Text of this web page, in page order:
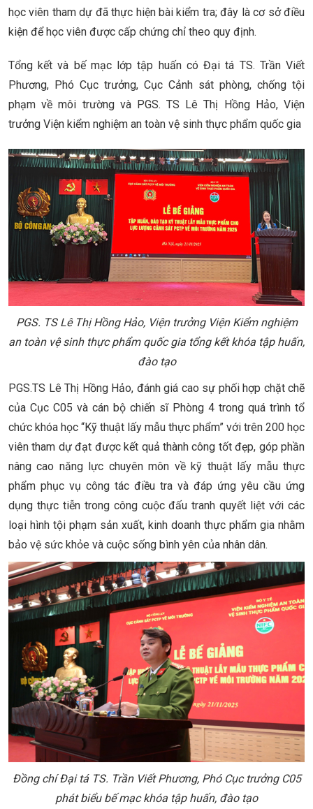
học viên tham dự đã thực hiện bài kiểm tra; đây là cơ sở điều
kiện để học viên được cấp chứng chỉ theo quy định.
Tổng kết và bế mạc lớp tập huấn có Đại tá TS. Trần Viết
Phương, Phó Cục trưởng, Cục Cảnh sát phòng, chống tội
phạm về môi trường và PGS. TS Lê Thị Hồng Hảo, Viện
trưởng Viện kiểm nghiệm an toàn vệ sinh thực phẩm quốc gia
PGS. TS Lê Thị Hồng Hảo, Viện trưởng Viện Kiểm nghiệm
an toàn vệ sinh thực phẩm quốc gia tổng kết khóa tập huấn,
đào tạo
PGS.TS Lê Thị Hồng Hảo, đánh giá cao sự phối hợp chặt chẽ
của Cục C05 và cán bộ chiến sĩ Phòng 4 trong quá trình tổ
chức khóa học “Kỹ thuật lấy mẫu thực phẩm” với trên 200 học
viên tham dự đạt được kết quả thành công tốt đẹp, góp phần
nâng cao năng lực chuyên môn về kỹ thuật lấy mẫu thực
phẩm phục vụ công tác điều tra và đáp ứng yêu cầu ứng
dụng thực tiễn trong công cuộc đấu tranh quyết liệt với các
loại hình tội phạm sản xuất, kinh doanh thực phẩm gia nhằm
bảo vệ sức khỏe và cuộc sống bình yên của nhân dân.
Đồng chí Đại tá TS. TrầnViết Phương, Phó Cục trưởng C05
phát biểu bế mạc khóa tập huấn, đào tạo